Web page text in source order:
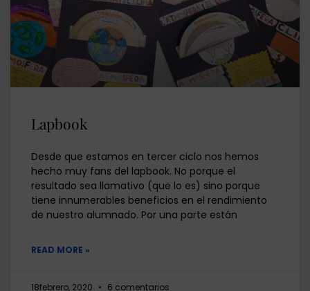
Lapbook
Desde que estamos en tercer ciclo nos hemos
hecho muy fans del lapbook. No porque el
resultado sea llamativo (que lo es) sino porque
tiene innumerables beneficios en el rendimiento
de nuestro alumnado. Por una parte están
READ MORE »
18febrero, 2020 6 comentarios